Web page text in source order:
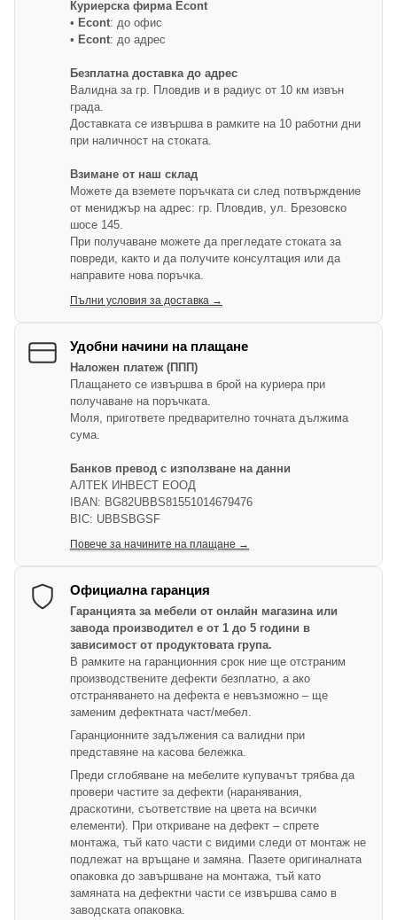
Куриерска фирма Econt
• Econt: до офис
• Econt: до адрес
Безплатна доставка до адрес
Валидна за гр. Пловдив и в радиус от 10 км извън
града.
Доставката се извършва в рамките на 10 работни дни
при наличност на стоката.
Взимане от наш склад
Можете да вземете поръчката си след потвърждение
от мениджър на адрес: гр. Пловдив, ул. Брезовско
шосе 145.
При получаване можете да прегледате стоката за
повреди, както и да получите консултация или да
направите нова поръчка.
Пълни условия за доставка →
Удобни начини на плащане
Наложен платеж (ППП)
Плащането се извършва в брой на куриера при
получаване на поръчката.
Моля, пригответе предварително точната дължима
сума.
Банков превод с използване на данни
АЛТЕК ИНВЕСТ ЕООД
IBAN: BG82UBBS81551014679476
BIC: UBBSBGSF
Повече за начините на плащане →
Официална гаранция
Гаранцията за мебели от онлайн магазина или
завода производител е от 1 до 5 години в
зависимост от продуктовата група.
В рамките на гаранционния срок ние ще отстраним
производствените дефекти безплатно, а ако
отстраняването на дефекта е невъзможно – ще
заменим дефектната част/мебел.
Гаранционните задължения са валидни при
представяне на касова бележка.
Преди сглобяване на мебелите купувачът трябва да
провери частите за дефекти (наранявания,
драскотини, съответствие на цвета на всички
елементи). При откриване на дефект – спрете
монтажа, тъй като части с видими следи от монтаж не
подлежат на връщане и замяна. Пазете оригиналната
опаковка до завършване на монтажа, тъй като
замяната на дефектни части се извършва само в
заводската опаковка.